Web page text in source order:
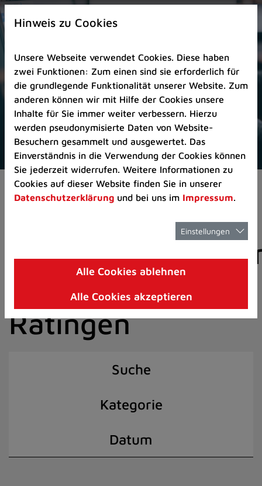
Zur
Startseite
Zum
Seitenanfang
springen
(Schnelltaste
A)
Zur
Navigation/Menü
springen
(Schnelltaste
M)
Zur
8)
I)
Aktuelles Pressemitteilungen
der Stadt
Ratingen
Suche
Kategorie
Datum
Hinweis zu Cookies
Unsere Webseite verwendet Cookies. Diese haben
zwei Funktionen: Zum einen sind sie erforderlich für
die grundlegende Funktionalität unserer Website. Zum
anderen können wir mit Hilfe der Cookies unsere
Inhalte für Sie immer weiter verbessern. Hierzu
werden pseudonymisierte Daten von Website-
Besuchern gesammelt und ausgewertet. Das
Einverständnis in die Verwendung der Cookies können
Sie jederzeit widerrufen. Weitere Informationen zu
Cookies auf dieser Website finden Sie in unserer
Datenschutzerklärung und bei uns im Impressum.
Einstellungen
Alle Cookies ablehnen
Alle Cookies akzeptieren